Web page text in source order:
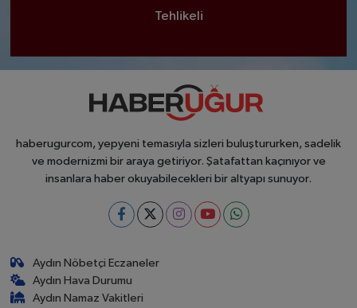
Tehlikeli
haberugurcom, yepyeni temasıyla sizleri buluştururken, sadelik
ve modernizmi bir araya getiriyor. Şatafattan kaçınıyor ve
insanlara haber okuyabilecekleri bir altyapı sunuyor.
Aydın Nöbetçi Eczaneler
Aydın Hava Durumu
Aydın Namaz Vakitleri